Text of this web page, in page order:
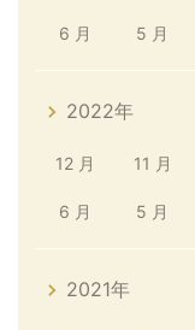
6 月 5 月
2022年
12 月 11 月
6 月 5 月
2021年